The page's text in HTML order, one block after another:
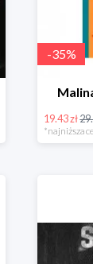
-35%
19.43 zł
*najniższa